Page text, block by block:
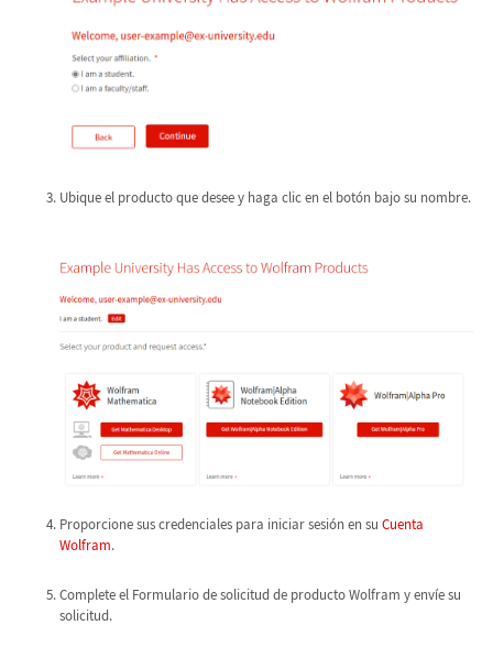
Ubique el producto que desee y haga clic en el botón bajo su nombre.
Proporcione sus credenciales para iniciar sesión en su Cuenta
Wolfram.
Complete el Formulario de solicitud de producto Wolfram y envíe su
solicitud.